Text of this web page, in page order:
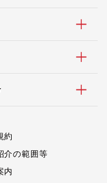
約
介の範囲等
内